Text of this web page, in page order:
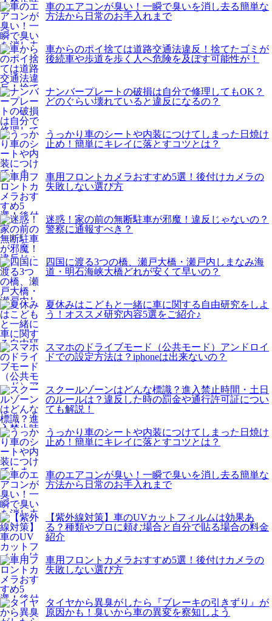
車のエアコンが臭い！一瞬で臭いを消し去る簡単な
方法から日常のお手入れまで
車からのポイ捨ては道路交通法違反！捨てたゴミが
後続車や歩道を歩く人へ危険を及ぼす可能性が！
ナンバープレートの破損は自分で修理してもOK？
どのぐらい壊れていると違反になるの？
うっかり車のシートや内装につけてしまった日焼け
止め！簡単にキレイに落とすコツとは？
車用フロントカメラおすすめ5選！後付けカメラの
失敗しない選び方
迷惑！家の前の無断駐車が邪魔！違反じゃないの？
警察に通報すべき？
四国に渡る3つの橋、瀬戸大橋・瀬戸内しまなみ海
道・明石海峡大橋どれが安くて早いの？
夏休みはこどもと一緒に車に関する自由研究をしよ
う！オススメ研究内容5選をご紹介♪
スマホのドライブモード（公共モード）アンドロイ
ドでの設定方法は？iphoneは出来ないの？
スクールゾーンはどんな標識？進入禁止時間・土日
のルールは？違反した時の罰金や通行許可証につい
ても解説！
うっかり車のシートや内装につけてしまった日焼け
止め！簡単にキレイに落とすコツとは？
車のエアコンが臭い！一瞬で臭いを消し去る簡単な
方法から日常のお手入れまで
【紫外線対策】車のUVカットフィルムは効果あ
る？種類やプロに頼む場合と自分で貼る場合の料金
紹介
車用フロントカメラおすすめ5選！後付けカメラの
失敗しない選び方
タイヤから異臭がしたら『ブレーキの引きずり』が
原因かも！臭いから車の異変を察知しよう